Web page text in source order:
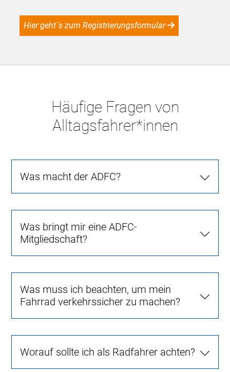
Hier geht´s zum Registrierungsformular
Häufige Fragen von
Alltagsfahrer*innen
Was macht der ADFC?
Was bringt mir eine ADFC-
Mitgliedschaft?
Was muss ich beachten, um mein
Fahrrad verkehrssicher zu machen?
Worauf sollte ich als Radfahrer achten?